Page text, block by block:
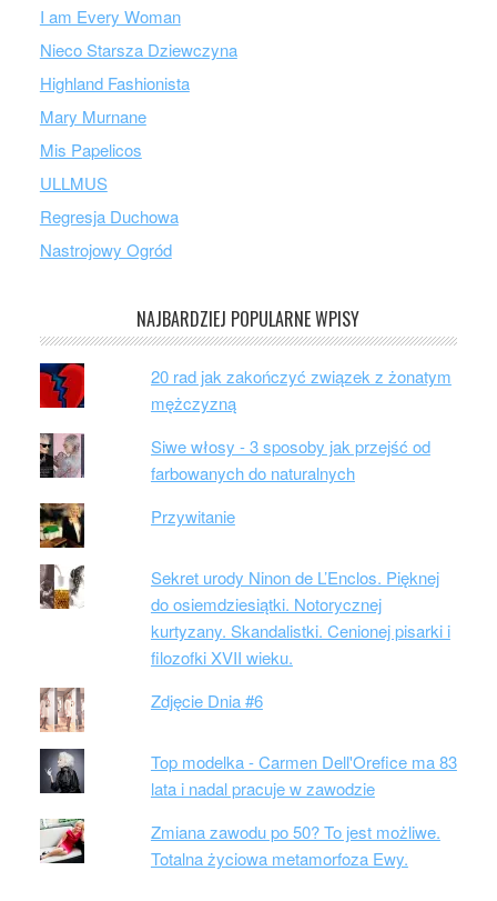
I am Every Woman
Nieco Starsza Dziewczyna
Highland Fashionista
Mary Murnane
Mis Papelicos
ULLMUS
Regresja Duchowa
Nastrojowy Ogród
NAJBARDZIEJ POPULARNE WPISY
20 rad jak zakończyć związek z żonatym
mężczyzną
Siwe włosy - 3 sposoby jak przejść od
farbowanych do naturalnych
Przywitanie
Sekret urody Ninon de L’Enclos. Pięknej
do osiemdziesiątki. Notorycznej
kurtyzany. Skandalistki. Cenionej pisarki i
filozofki XVII wieku.
Zdjęcie Dnia #6
Top modelka - Carmen Dell'Orefice ma 83
lata i nadal pracuje w zawodzie
Zmiana zawodu po 50? To jest możliwe.
Totalna życiowa metamorfoza Ewy.